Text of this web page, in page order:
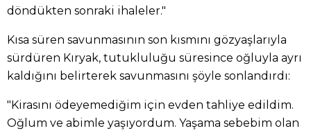
döndükten sonraki ihaleler."
Kısa süren savunmasının son kısmını gözyaşlarıyla
sürdüren Kıryak, tutukluluğu süresince oğluyla ayrı
kaldığını belirterek savunmasını şöyle sonlandırdı:
"Kirasını ödeyemediğim için evden tahliye edildim.
Oğlum ve abimle yaşıyordum. Yaşama sebebim olan